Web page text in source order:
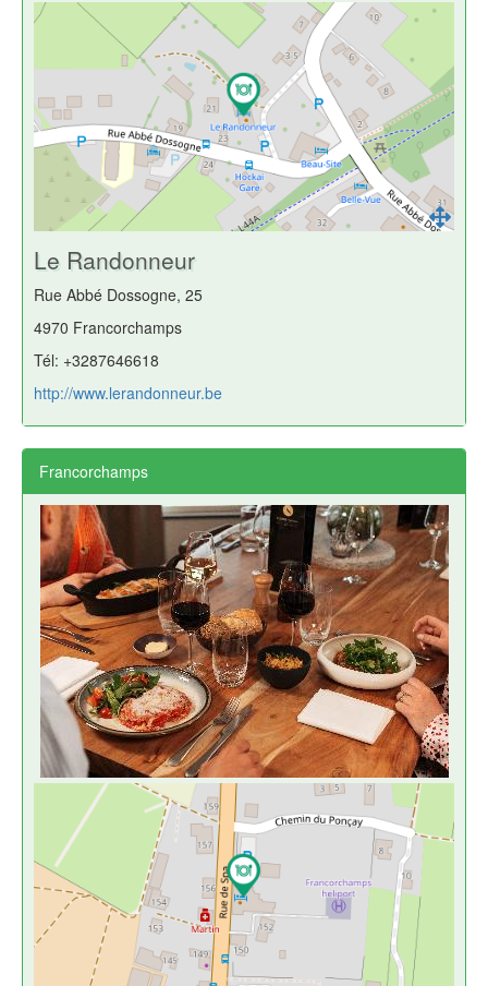
Le Randonneur
Rue Abbé Dossogne, 25
4970 Francorchamps
Tél: +3287646618
http://www.lerandonneur.be
Francorchamps